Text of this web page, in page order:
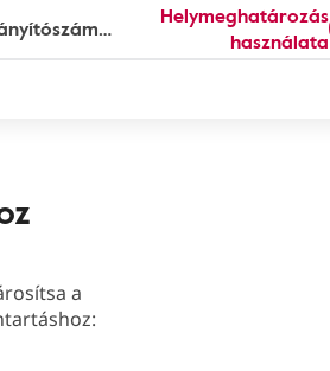
Helymeghatározás
használata
a